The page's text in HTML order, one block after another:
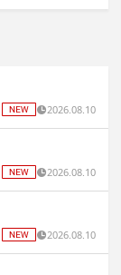
2026.08.10
2026.08.10
2026.08.10